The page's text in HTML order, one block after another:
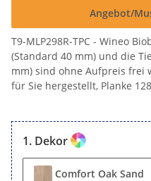
Angebot/
T9-MLP298R-TPC - Wineo
(Standard 40 mm) und die
mm) sind ohne Aufpreis
für Sie hergestellt, Planke
Dekor
Comfort Oak Sand